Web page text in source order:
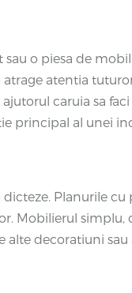
o piesa de
atentia
caruia sa
principal al unei
Planurile
Mobilierul
alte decoratiuni